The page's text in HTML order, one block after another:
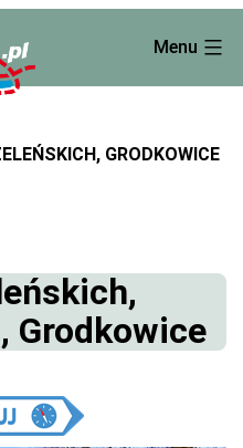
Menu
GRODKOWICE
Grodkowice